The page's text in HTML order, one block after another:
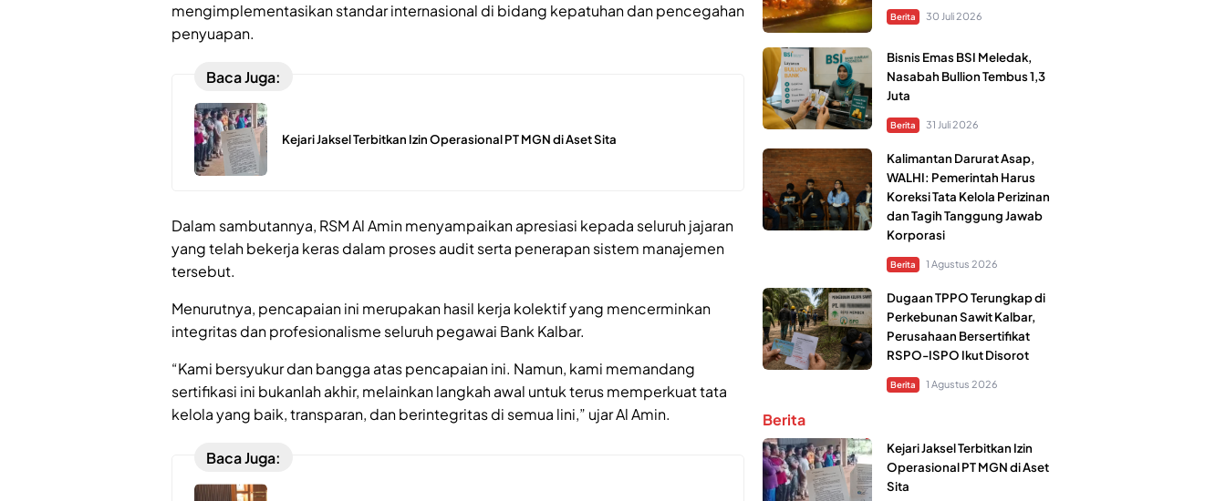
mengimplementasikan standar internasional di bidang kepatuhan dan pencegahan
penyuapan.
Baca Juga:
Kejari Jaksel Terbitkan Izin Operasional PT MGN di Aset Sita
Dalam sambutannya, RSM Al Amin menyampaikan apresiasi kepada seluruh jajaran
yang telah bekerja keras dalam proses audit serta penerapan sistem manajemen
tersebut.
Menurutnya, pencapaian ini merupakan hasil kerja kolektif yang mencerminkan
integritas dan profesionalisme seluruh pegawai Bank Kalbar.
“Kami bersyukur dan bangga atas pencapaian ini. Namun, kami memandang
sertifikasi ini bukanlah akhir, melainkan langkah awal untuk terus memperkuat tata
kelola yang baik, transparan, dan berintegritas di semua lini,” ujar Al Amin.
Baca Juga:
Berita 30 Juli 2026
Bisnis Emas BSI Meledak,
Nasabah Bullion Tembus 1,3
Juta
Berita 31 Juli 2026
Kalimantan Darurat Asap,
WALHI: Pemerintah Harus
Koreksi Tata Kelola Perizinan
dan Tagih Tanggung Jawab
Korporasi
Berita 1 Agustus 2026
Dugaan TPPO Terungkap di
Perkebunan Sawit Kalbar,
Perusahaan Bersertifikat
RSPO-ISPO Ikut Disorot
Berita 1 Agustus 2026
Berita
Kejari Jaksel Terbitkan Izin
Operasional PT MGN di Aset
Sita